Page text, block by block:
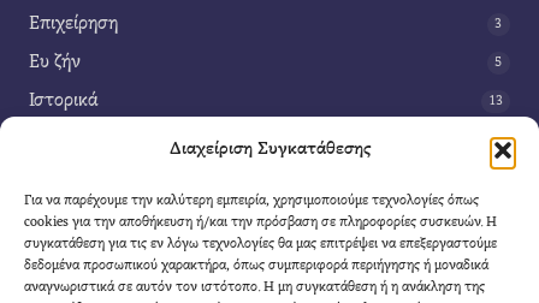
Διαχείριση Συγκατάθεσης
Για να παρέχουμε την καλύτερη εμπειρία, χρησιμοποιούμε τεχνολογίες όπως
cookies για την αποθήκευση ή/και την πρόσβαση σε πληροφορίες συσκευών. Η
συγκατάθεση για τις εν λόγω τεχνολογίες θα μας επιτρέψει να επεξεργαστούμε
δεδομένα προσωπικού χαρακτήρα, όπως συμπεριφορά περιήγησης ή μοναδικά
αναγνωριστικά σε αυτόν τον ιστότοπο. Η μη συγκατάθεση ή η ανάκληση της
Επιχείρηση 3
Ευ ζήν 5
Ιστορικά 13
42
Τέχνη 3
Τεχνολογία
Υγεία